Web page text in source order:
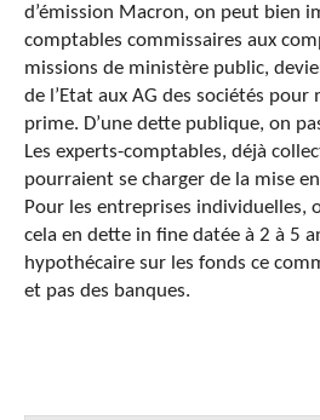
d’émission Macron, on peut bien
comptables commissaires aux
missions de ministère public,
de l’Etat aux AG des sociétés
prime. D’une dette publique, on
Les experts-comptables, déjà
pourraient se charger de la mise
Pour les entreprises
cela en dette in fine datée à 2 à 5
hypothécaire sur les fonds ce
et pas des banques.